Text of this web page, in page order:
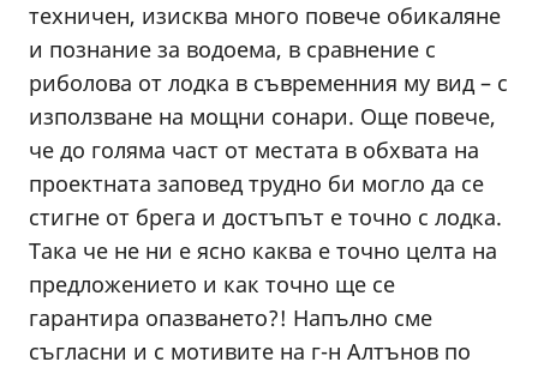
техничен, изисква много повече обикаляне
и познание за водоема, в сравнение с
риболова от лодка в съвременния му вид – с
използване на мощни сонари. Още повече,
че до голяма част от местата в обхвата на
проектната заповед трудно би могло да се
стигне от брега и достъпът е точно с лодка.
Така че не ни е ясно каква е точно целта на
предложението и как точно ще се
гарантира опазването?! Напълно сме
съгласни и с мотивите на г-н Алтънов по